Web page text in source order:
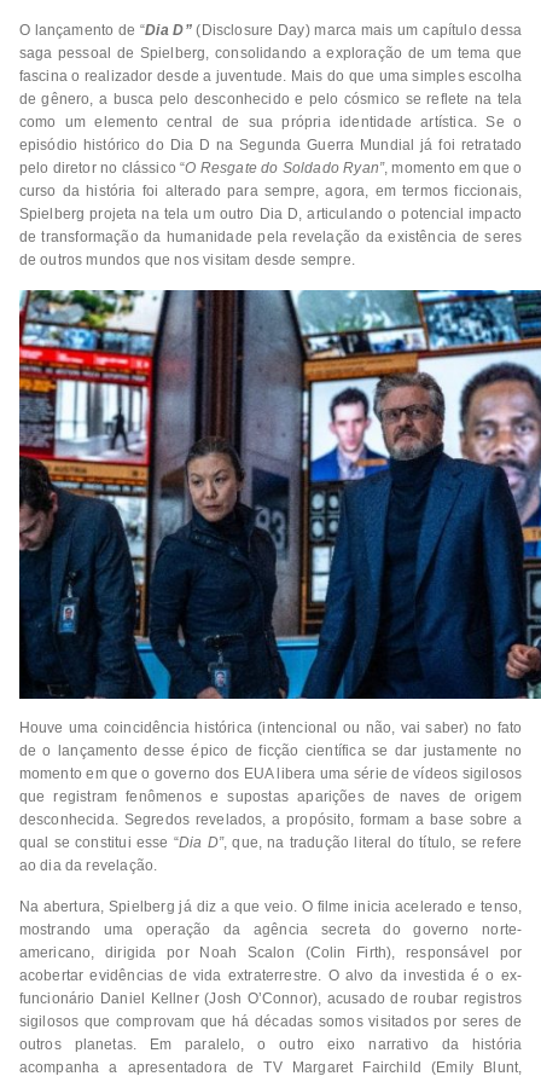
O lançamento de “Dia D”(Disclosure Day) marca mais um capítulo dessa
saga pessoal de Spielberg, consolidando a exploração de um tema que
fascina o realizador desde a juventude. Mais do que uma simples escolha
de gênero, a busca pelo desconhecido e pelo cósmico se reflete na tela
como um elemento central de sua própria identidade artística. Se o
episódio histórico do Dia D na Segunda Guerra Mundial já foi retratado
pelo diretor no clássico “O Resgate do Soldado Ryan”, momento em que o
curso da história foi alterado para sempre, agora, em termos ficcionais,
Spielberg projeta na tela um outro Dia D, articulando o potencial impacto
de transformação da humanidade pela revelação da existência de seres
de outros mundos que nos visitam desde sempre.
Houve uma coincidência histórica (intencional ou não, vai saber) no fato
de o lançamento desse épico de ficção científica se dar justamente no
momento em que o governo dos EUA libera uma série de vídeos sigilosos
que registram fenômenos e supostas aparições de naves de origem
desconhecida. Segredos revelados, a propósito, formam a base sobre a
qual se constitui esse “Dia D”, que, na tradução literal do título, se refere
ao dia da revelação.
Na abertura, Spielberg já diz a que veio. O filme inicia acelerado e tenso,
mostrando uma operação da agência secreta do governo norte-
americano, dirigida por Noah Scalon (Colin Firth), responsável por
acobertar evidências de vida extraterrestre. O alvo da investida é o ex-
funcionário Daniel Kellner (Josh O’Connor), acusado de roubar registros
sigilosos que comprovam que há décadas somos visitados por seres de
outros planetas. Em paralelo, o outro eixo narrativo da história
acompanha a apresentadora de TV Margaret Fairchild (Emily Blunt,